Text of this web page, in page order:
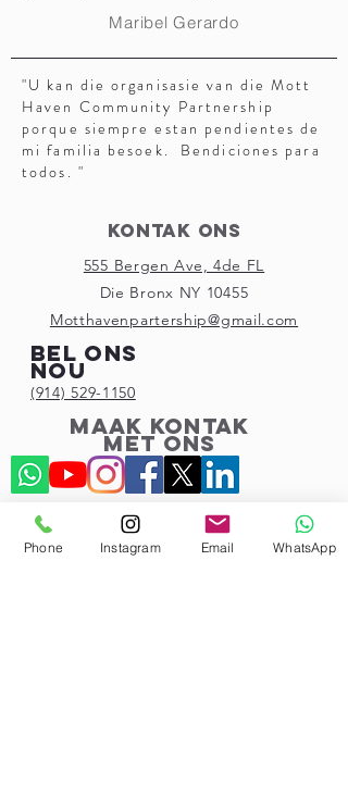
Maribel Gerardo
"U kan die organisasie van die Mott
Haven Community Partnership
porque siempre estan pendientes de
mi familia besoek. Bendiciones para
todos. "
Kontak Ons
555 Bergen Ave, 4de FL
Die Bronx NY 10455
Motthavenpartership@gmail.com
Bel ons
nou
(914) 529-1150
Maak kontak
met ons
Subscribe!
Phone Instagram Email WhatsApp